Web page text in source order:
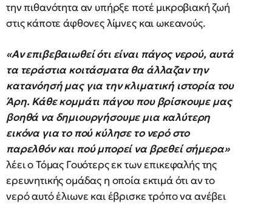
την πιθανότητα αν υπήρξε ποτέ μικροβιακή ζωή
στις κάποτε άφθονες λίμνες και ωκεανούς.
«Αν επιβεβαιωθεί ότι είναι πάγος νερού, αυτά
τα τεράστια κοιτάσματα θα άλλαζαν την
κατανόησή μας για την κλιματική ιστορία του
Άρη. Κάθε κομμάτι πάγου που βρίσκουμε μας
βοηθά να δημιουργήσουμε μια καλύτερη
εικόνα για το πού κύλησε το νερό στο
παρελθόν και πού μπορεί να βρεθεί σήμερα»
λέει ο Τόμας Γουότερς εκ των επικεφαλής της
ερευνητικής ομάδας η οποία εκτιμά ότι αν το
νερό αυτό έλιωνε και έβρισκε τρόπο να ανέβει